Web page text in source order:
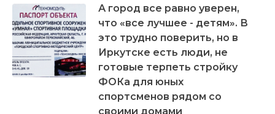
А город все равно уверен,
что «все лучшее - детям». В
это трудно поверить, но в
Иркутске есть люди, не
готовые терпеть стройку
ФОКа для юных
спортсменов рядом со
своими домами